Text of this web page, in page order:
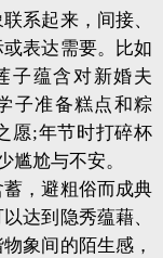
系起来，间接、
表达需要。比如
子蕴含对新婚夫
子准备糕点和粽
愿;年节时打碎杯
尴尬与不安。
，避粗俗而成典
达到隐秀蕴藉、
象间的陌生感，